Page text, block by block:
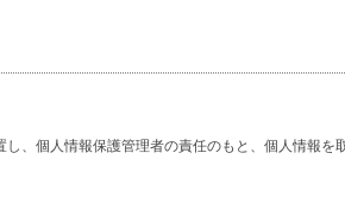
、個人情報保護管理者の責任のもと、個人情報を